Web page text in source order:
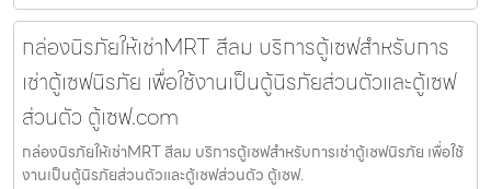
กล่องนิรภัยให้เช่าMRT สีลม บริการตู้เซฟสำหรับการ
เช่าตู้เซฟนิรภัย เพื่อใช้งานเป็นตู้นิรภัยส่วนตัวและตู้เซฟ
ส่วนตัว ตู้เซฟ.com
กล่องนิรภัยให้เช่าMRT สีลม บริการตู้เซฟสำหรับการเช่าตู้เซฟนิรภัย เพื่อใช้
งานเป็นตู้นิรภัยส่วนตัวและตู้เซฟส่วนตัว ตู้เซฟ.